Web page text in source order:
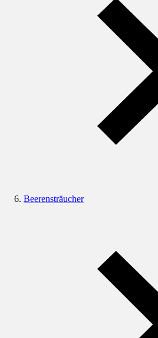
Beerensträucher